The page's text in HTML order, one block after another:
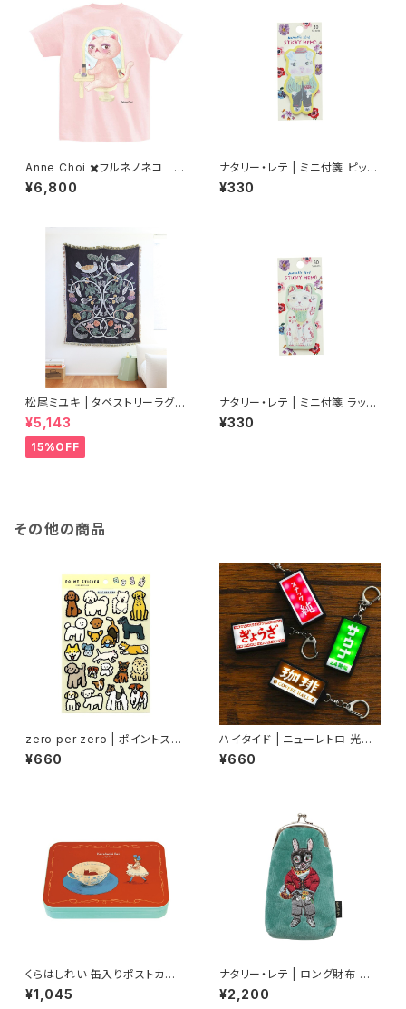
Anne Choi ✖️フルネノネコ 限
定Tシャツ②
¥6,800
ナタリー・レテ | ミニ付箋 ピッグ
| Mini Sticky memo Pig
¥330
松尾ミユキ | タペストリーラグ
プランツバード ブラック | Tape
stry rug Plants-Bird BK
¥5,143
15%OFF
ナタリー・レテ | ミニ付箋 ラッキ
ーキャット | Mini Sticky mem
o Lucky cat
¥330
その他の商品
zero per zero | ポイントステ
ッカー ドッグ | POINT STICK
ER-DOG
¥660
ハイタイド | ニューレトロ 光る
看板キーホルダー
¥660
くらはしれい 缶入りポストカード
(BR)
¥1,045
ナタリー・レテ | ロング財布 レ
グリス | Long Purse REGLIS
SE
¥2,200